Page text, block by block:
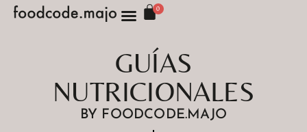
0
GUÍAS
NUTRICIONALES
BY FOODCODE.MAJO